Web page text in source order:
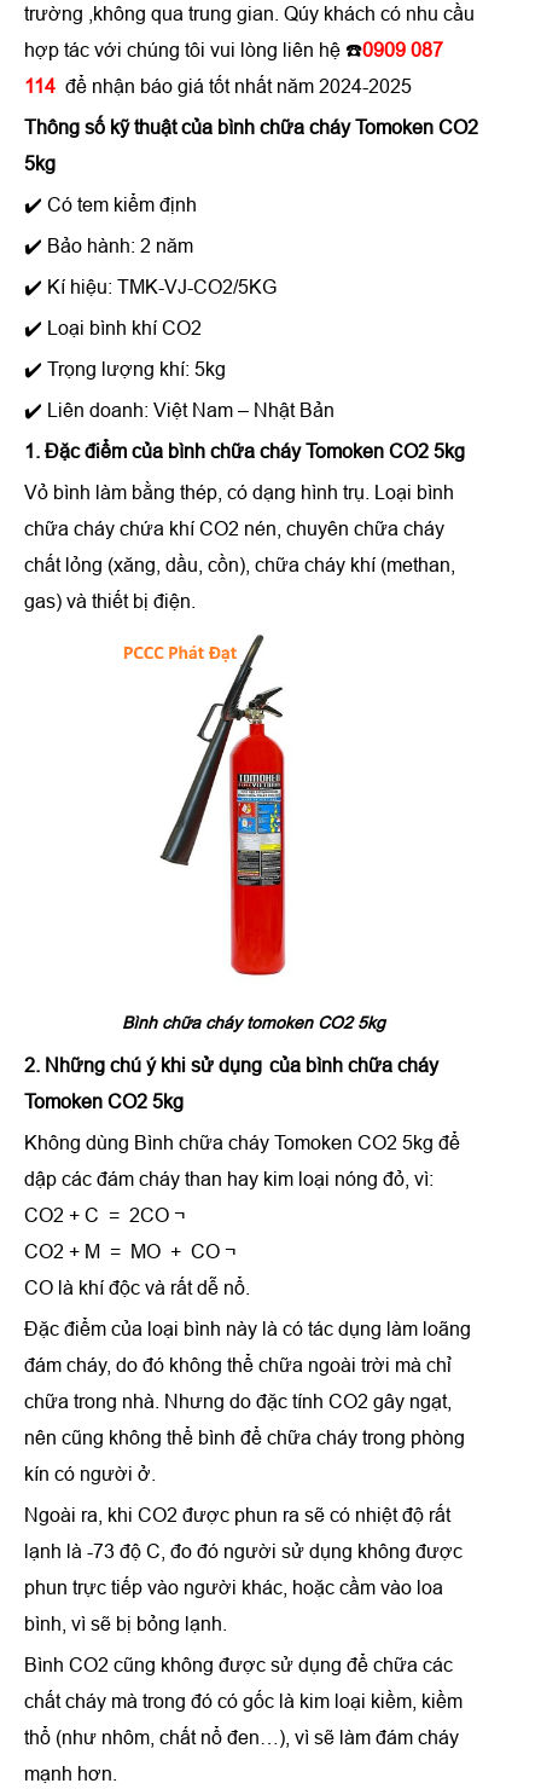
trường ,không qua trung gian. Qúy khách có nhu cầu
hợp tác với chúng tôi vui lòng liên hệ ☎️0909 087
114 để nhận báo giá tốt nhất năm 2024-2025
Thông số kỹ thuật của bình chữa cháy Tomoken CO2
5kg
✔️ Có tem kiểm định
✔️ Bảo hành: 2 năm
✔️ Kí hiệu: TMK-VJ-CO2/5KG
✔️ Loại bình khí CO2
✔️ Trọng lượng khí: 5kg
✔️ Liên doanh: Việt Nam – Nhật Bản
1. Đặc điểm của bình chữa cháy Tomoken CO2 5kg
Vỏ bình làm bằng thép, có dạng hình trụ. Loại bình
chữa cháy chứa khí CO2 nén, chuyên chữa cháy
chất lỏng (xăng, dầu, cồn), chữa cháy khí (methan,
gas) và thiết bị điện.
Bình chữa cháy tomoken CO2 5kg
2. Những chú ý khi sử dụng của bình chữa cháy
Tomoken CO2 5kg
Không dùng Bình chữa cháy Tomoken CO2 5kg để
dập các đám cháy than hay kim loại nóng đỏ, vì:
CO2 + C = 2CO ¬
CO2 + M = MO + CO ¬
CO là khí độc và rất dễ nổ.
Đặc điểm của loại bình này là có tác dụng làm loãng
đám cháy, do đó không thể chữa ngoài trời mà chỉ
chữa trong nhà. Nhưng do đặc tính CO2 gây ngạt,
nên cũng không thể bình để chữa cháy trong phòng
kín có người ở.
Ngoài ra, khi CO2 được phun ra sẽ có nhiệt độ rất
lạnh là -73 độ C, đo đó người sử dụng không được
phun trực tiếp vào người khác, hoặc cầm vào loa
bình, vì sẽ bị bỏng lạnh.
Bình CO2 cũng không được sử dụng để chữa các
chất cháy mà trong đó có gốc là kim loại kiềm, kiềm
thổ (như nhôm, chất nổ đen…), vì sẽ làm đám cháy
mạnh hơn.